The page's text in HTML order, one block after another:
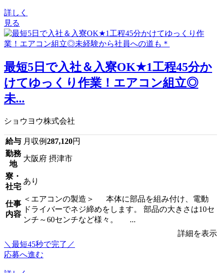
詳しく
見る
最短5日で入社＆入寮OK★1工程45分か
けてゆっくり作業！エアコン組立◎
未...
ショウヨウ株式会社
給与 月収例287,120円
勤務
地
大阪府 摂津市
寮・
社宅
あり
仕事
内容
＜エアコンの製造＞ 本体に部品を組み付け、電動
ドライバーでネジ締めをします。 部品の大きさは10セ
ンチ～60センチなど様々。 ...
詳細を表示
＼最短45秒で完了／
応募へ進む